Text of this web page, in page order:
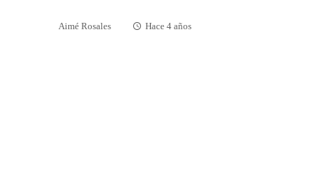
Aimé Rosales Hace 4 años